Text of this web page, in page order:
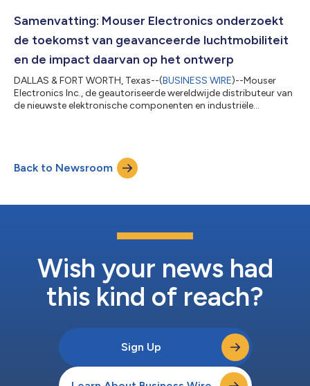
toenemende mate wordt geïntegreerd in alledaagse producten
en diensten, van tools voor onders...
Samenvatting: Mouser Electronics onderzoekt
de toekomst van geavanceerde luchtmobiliteit
en de impact daarvan op het ontwerp
DALLAS & FORT WORTH, Texas--(BUSINESS WIRE)--Mouser
Electronics Inc., de geautoriseerde wereldwijde distributeur van
de nieuwste elektronische componenten en industriële
opkomende sector van Advanced Air Mobility (AAM)
onderzocht. Deze serie gaat in detail in op de technologie
achter elektrische verticaal opstijgende en lan...
Back to Newsroom
Wish your news had
this kind of reach?
Sign Up